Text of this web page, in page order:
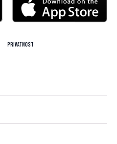
Privatnost